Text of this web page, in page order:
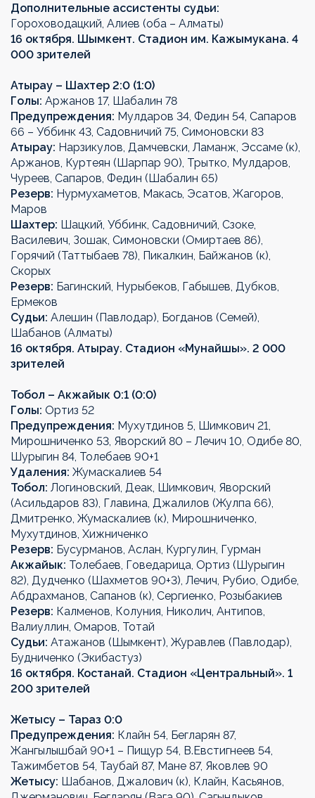
Дополнительные ассистенты судьи:
Гороховодацкий, Алиев (оба – Алматы)
16 октября. Шымкент. Стадион им. Кажымукана. 4
000 зрителей
Атырау – Шахтер 2:0 (1:0)
Голы: Аржанов 17, Шабалин 78
Предупреждения: Мулдаров 34, Федин 54, Сапаров
66 – Уббинк 43, Садовничий 75, Симоновски 83
Атырау: Нарзикулов, Дамчевски, Ламанж, Эссаме (к),
Аржанов, Куртеян (Шарпар 90), Трытко, Мулдаров,
Чуреев, Сапаров, Федин (Шабалин 65)
Резерв: Нурмухаметов, Макась, Эсатов, Жагоров,
Маров
Шахтер: Шацкий, Уббинк, Садовничий, Сзоке,
Василевич, Зошак, Симоновски (Омиртаев 86),
Горячий (Таттыбаев 78), Пикалкин, Байжанов (к),
Скорых
Резерв: Багинский, Нурыбеков, Габышев, Дубков,
Ермеков
Судьи: Алешин (Павлодар), Богданов (Семей),
Шабанов (Алматы)
16 октября. Атырау. Стадион «Мунайшы». 2 000
зрителей
Тобол – Акжайык 0:1 (0:0)
Голы: Ортиз 52
Предупреждения: Мухутдинов 5, Шимкович 21,
Мирошниченко 53, Яворский 80 – Лечич 10, Одибе 80,
Шурыгин 84, Толебаев 90+1
Удаления: Жумаскалиев 54
Тобол: Логиновский, Деак, Шимкович, Яворский
(Асильдаров 83), Главина, Джалилов (Жулпа 66),
Дмитренко, Жумаскалиев (к), Мирошниченко,
Мухутдинов, Хижниченко
Резерв: Бусурманов, Аслан, Кургулин, Гурман
Акжайык: Толебаев, Говедарица, Ортиз (Шурыгин
82), Дудченко (Шахметов 90+3), Лечич, Рубио, Одибе,
Абдрахманов, Сапанов (к), Сергиенко, Розыбакиев
Резерв: Калменов, Колуния, Николич, Антипов,
Валиуллин, Омаров, Тотай
Судьи: Атажанов (Шымкент), Журавлев (Павлодар),
Будниченко (Экибастуз)
16 октября. Костанай. Стадион «Центральный». 1
200 зрителей
Жетысу – Тараз 0:0
Предупреждения: Клайн 54, Бегларян 87,
Жангылышбай 90+1 – Пищур 54, В.Евстигнеев 54,
Тажимбетов 54, Таубай 87, Мане 87, Яковлев 90
Жетысу: Шабанов, Джалович (к), Клайн, Касьянов,